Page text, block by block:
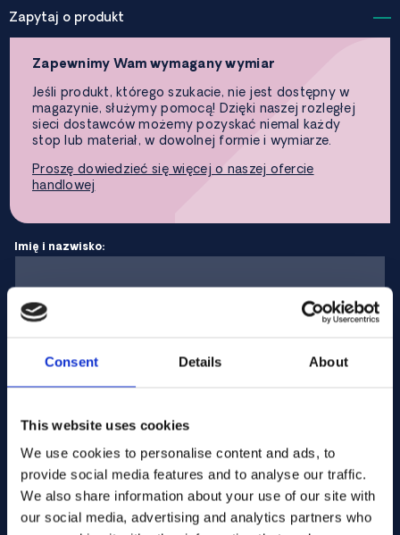
Consent Details About
This website uses cookies
We use cookies to personalise content and ads, to
provide social media features and to analyse our traffic.
We also share information about your use of our site with
our social media, advertising and analytics partners who
Zapytaj o produkt
Zapewnimy Wam wymagany wymiar
Jeśli produkt, którego szukacie, nie jest dostępny w
magazynie, służymy pomocą! Dzięki naszej rozległej
sieci dostawców możemy pozyskać niemal każdy
stop lub materiał, w dowolnej formie i wymiarze.
Proszę dowiedzieć się więcej o naszej ofercie
handlowej
Imię i nazwisko:
Adres e-mail:
Firma Nazwa:
Wprowadź ilość
Twoja wiadomość